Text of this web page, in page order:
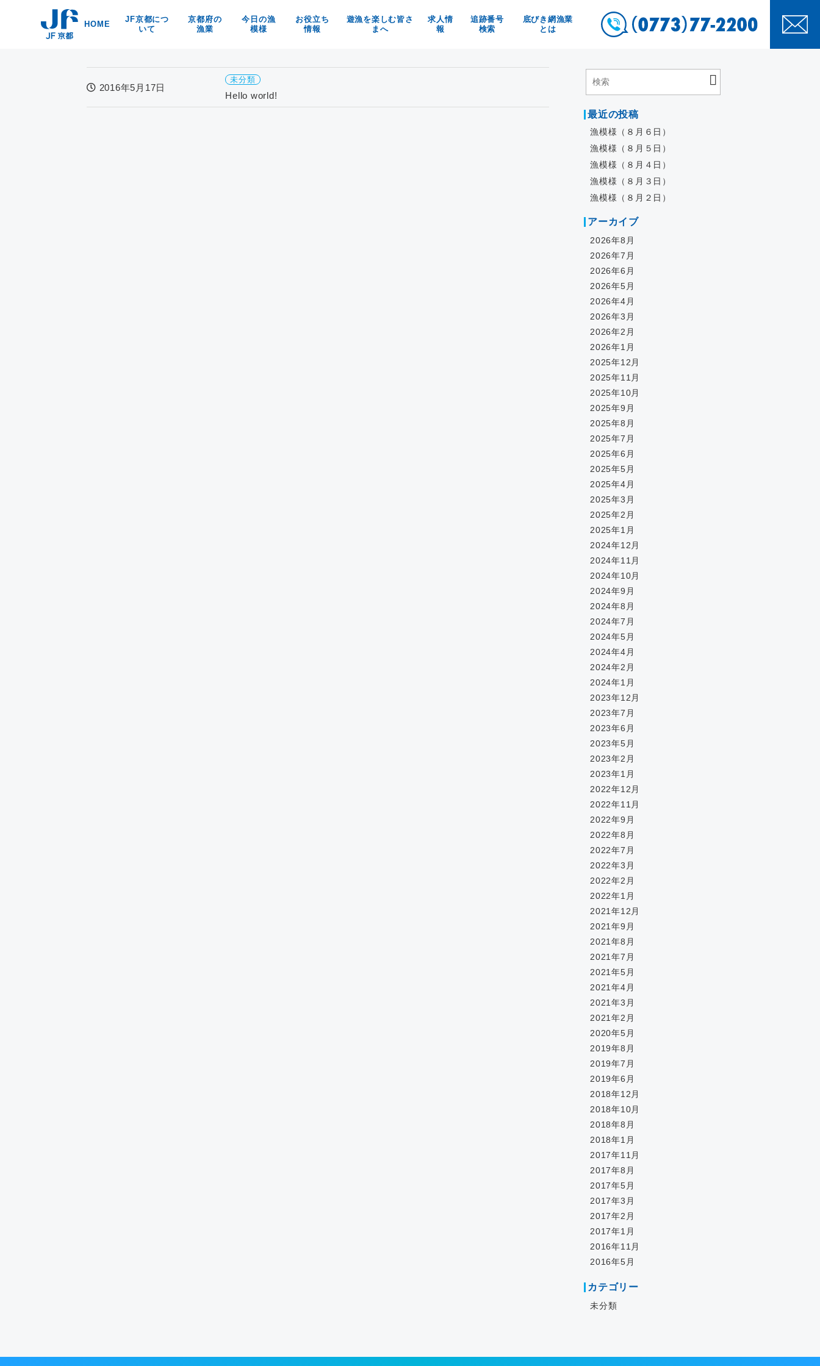
HOME
JF京都につ
いて
海洋環境保全
リンク
京都府の
漁業
京・丹後の漁業漁村
京の特産品
なぜなの？
今日の漁
模様
お役立ち
情報
食べる！買う！体験する！
遊漁を楽しむ皆さ
まへ
漁具被害防止についてのお願い
求人情
報
京都府漁協の職員募集
追跡番号
検索
底びき網漁業
とは
2016年5月17日
未分類
Hello world!
最近の投稿
漁模様（８月６日）
漁模様（８月５日）
漁模様（８月４日）
漁模様（８月３日）
漁模様（８月２日）
アーカイブ
2026年8月
2026年7月
2026年6月
2026年5月
2026年4月
2026年3月
2026年2月
2026年1月
2025年12月
2025年11月
2025年10月
2025年9月
2025年8月
2025年7月
2025年6月
2025年5月
2025年4月
2025年3月
2025年2月
2025年1月
2024年12月
2024年11月
2024年10月
2024年9月
2024年8月
2024年7月
2024年5月
2024年4月
2024年2月
2024年1月
2023年12月
2023年7月
2023年6月
2023年5月
2023年2月
2023年1月
2022年12月
2022年11月
2022年9月
2022年8月
2022年7月
2022年3月
2022年2月
2022年1月
2021年12月
2021年9月
2021年8月
2021年7月
2021年5月
2021年4月
2021年3月
2021年2月
2020年5月
2019年8月
2019年7月
2019年6月
2018年12月
2018年10月
2018年8月
2018年1月
2017年11月
2017年8月
2017年5月
2017年3月
2017年2月
2017年1月
2016年11月
2016年5月
カテゴリー
未分類